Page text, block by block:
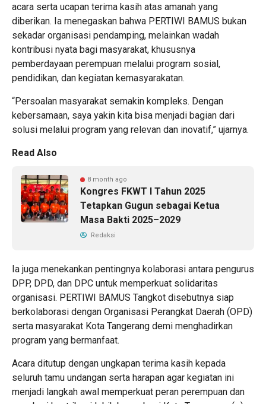
acara serta ucapan terima kasih atas amanah yang
diberikan. Ia menegaskan bahwa PERTIWI BAMUS bukan
sekadar organisasi pendamping, melainkan wadah
kontribusi nyata bagi masyarakat, khususnya
pemberdayaan perempuan melalui program sosial,
pendidikan, dan kegiatan kemasyarakatan.
“Persoalan masyarakat semakin kompleks. Dengan
kebersamaan, saya yakin kita bisa menjadi bagian dari
solusi melalui program yang relevan dan inovatif,” ujarnya.
Read Also
8 month ago
Kongres FKWT I Tahun 2025
Tetapkan Gugun sebagai Ketua
Masa Bakti 2025–2029
Redaksi
Ia juga menekankan pentingnya kolaborasi antara pengurus
DPP, DPD, dan DPC untuk memperkuat solidaritas
organisasi. PERTIWI BAMUS Tangkot disebutnya siap
berkolaborasi dengan Organisasi Perangkat Daerah (OPD)
serta masyarakat Kota Tangerang demi menghadirkan
program yang bermanfaat.
Acara ditutup dengan ungkapan terima kasih kepada
seluruh tamu undangan serta harapan agar kegiatan ini
menjadi langkah awal memperkuat peran perempuan dan